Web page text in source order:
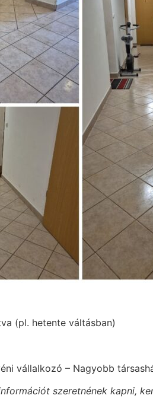
(pl. hetente váltásban)
vállalkozó – Nagyobb
szeretnének kapni,